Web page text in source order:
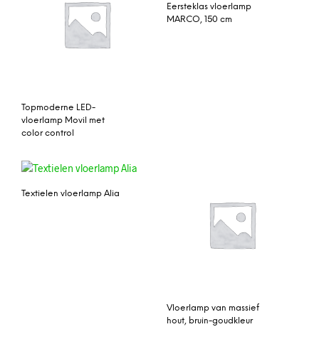
Topmoderne LED-
vloerlamp Movil met
color control
Eersteklas vloerlamp
MARCO, 150 cm
Textielen vloerlamp Alia
Vloerlamp van massief
hout, bruin-goudkleur